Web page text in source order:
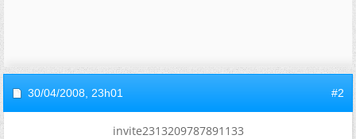
30/04/2008, 23h01 #2
invite2313209787891133